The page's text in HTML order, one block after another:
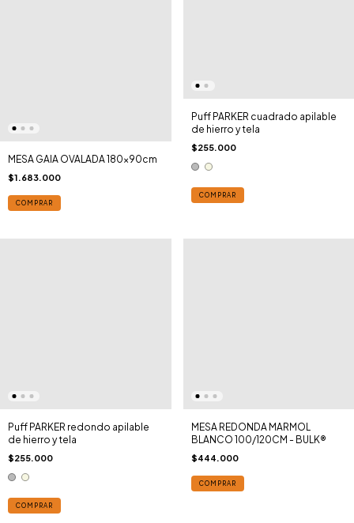
MESA GAIA OVALADA 180x90cm
$1.683.000
COMPRAR
Puff PARKER cuadrado apilable
de hierro y tela
$255.000
COMPRAR
Puff PARKER redondo apilable
de hierro y tela
$255.000
COMPRAR
MESA REDONDA MARMOL
BLANCO 100/120CM - BULK®
$444.000
COMPRAR